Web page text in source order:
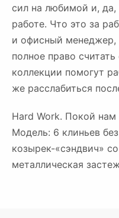
сил на любимой и,
работе. Что это за
и офисный менеджер,
полное право
коллекции помогут
же расслабиться
Hard Work. Покой нам
Модель: 6 клиньев
козырек-«сэндвич»
металлическая